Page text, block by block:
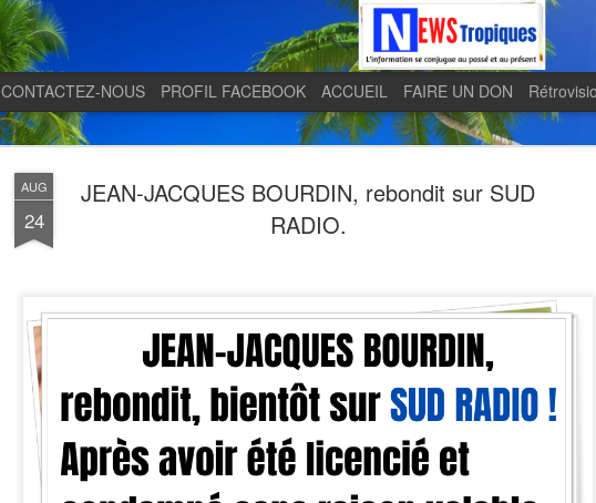
AUG
24
JEAN-JACQUES BOURDIN, rebondit sur SUD
RADIO.
CONTACTEZ-NOUS PROFIL FACEBOOK ACCUEIL FAIRE UN DON
5
en